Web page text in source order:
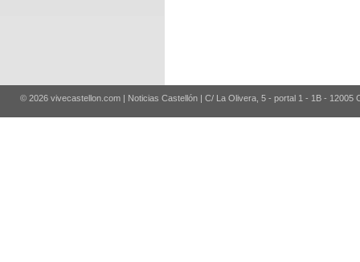
© 2026 vivecastellon.com | Noticias Castellón | C/ La Olivera, 5 - portal 1 - 1B - 12005